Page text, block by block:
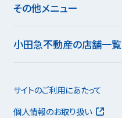
その他メニュー
小田急不動産の店舗一覧
サイトのご利用にあたって
個人情報のお取り扱い